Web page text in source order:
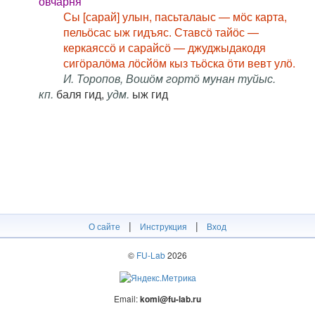
Сы [сарай] улын, пасьталаыс — мӧс карта,
пельӧсас ыж гидъяс. Ставсӧ тайӧс —
керкаяссӧ и сарайсӧ — джуджыдакодя
сигӧралӧма лӧсйӧм кыз тьӧска ӧти вевт улӧ.
И. Торопов, Вошӧм гортӧ мунан туйыс.
кп. баля гид, удм. ыж гид
О сайте | Инструкция | Вход
© FU-Lab2026
Email:komi@fu-lab.ru